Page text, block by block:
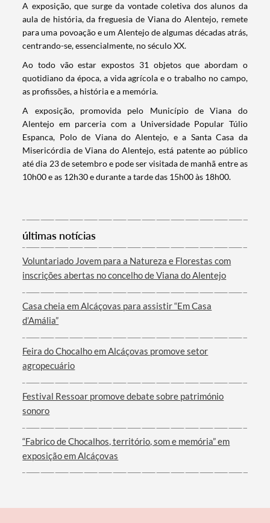
Termo de Pesquisa
Categorias gerais
​A exposição, que surge da vontade coletiva dos alunos da
aula de história, da freguesia de Viana do Alentejo, remete
para uma povoação e um Alentejo de algumas décadas atrás,
centrando-se, essencialmente, no século XX.
Ao todo vão estar expostos 31 objetos que abordam o
quotidiano da época, a vida agrícola e o trabalho no campo,
as profissões, a história e a memória.
A exposição, promovida pelo Município de Viana do
Alentejo em parceria com a Universidade Popular Túlio
Espanca, Polo de Viana do Alentejo, e a Santa Casa da
Misericórdia de Viana do Alentejo, está patente ao público
até dia 23 de setembro e pode ser visitada de manhã entre as
10h00 e as 12h30 e durante a tarde das 15h00 às 18h00.
últimas notícias
Voluntariado Jovem para a Natureza e Florestas com
inscrições abertas no concelho de Viana do Alentejo
Casa cheia em Alcáçovas para assistir “Em Casa
d’Amália”
Feira do Chocalho em Alcáçovas promove setor
agropecuário
Festival Ressoar promove debate sobre património
sonoro
“Fabrico de Chocalhos, território, som e memória” em
exposição em Alcáçovas